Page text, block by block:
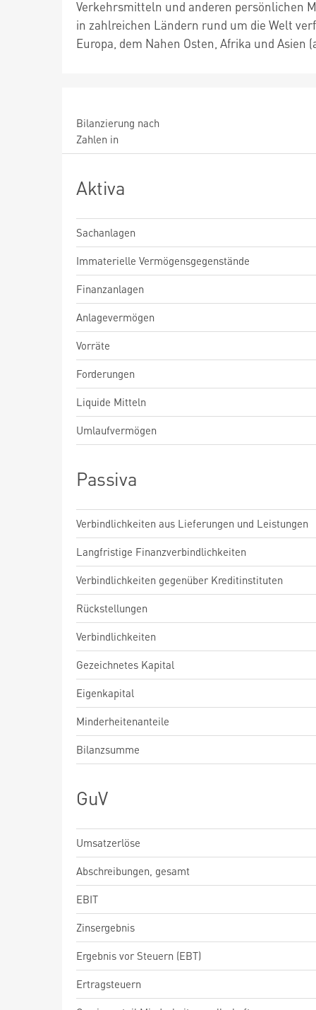
Verkehrsmitteln und anderen persönlichen
in zahlreichen Ländern rund um die Welt
Europa, dem Nahen Osten, Afrika und Asien
Bilanzierung nach
Zahlen in
Aktiva
Sachanlagen
Immaterielle Vermögensgegenstände
Finanzanlagen
Anlagevermögen
Vorräte
Forderungen
Liquide Mitteln
Umlaufvermögen
Passiva
Verbindlichkeiten aus Lieferungen und Leistungen
Langfristige Finanzverbindlichkeiten
Verbindlichkeiten gegenüber Kreditinstituten
Rückstellungen
Verbindlichkeiten
Gezeichnetes Kapital
Eigenkapital
Minderheitenanteile
Bilanzsumme
GuV
Umsatzerlöse
Abschreibungen, gesamt
EBIT
Zinsergebnis
Ergebnis vor Steuern (EBT)
Ertragsteuern